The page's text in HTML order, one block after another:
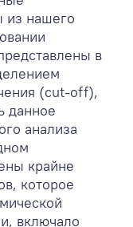
из нашего
в
(cut-off),
данное
анализа
крайне
которое
включало